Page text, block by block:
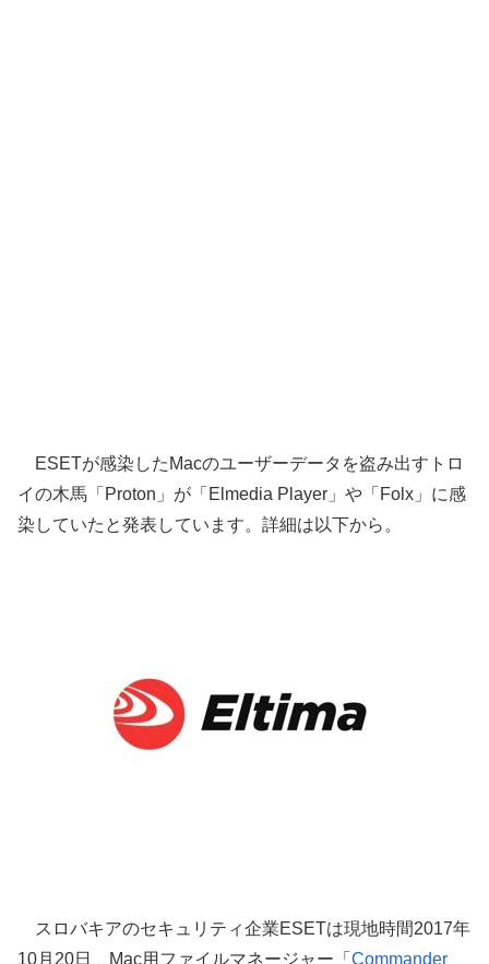
ESETが感染したMacのユーザーデータを盗み出すトロ
イの木馬「Proton」が「Elmedia Player」や「Folx」に感
染していたと発表しています。詳細は以下から。
スロバキアのセキュリティ企業ESETは現地時間2017年
10月20日、Mac用ファイルマネージャー「 Commander